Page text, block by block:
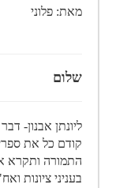
מאת: פלוני
שלום
ליונתן אבנון-
קודם כל את
התמורה ותקרא
בעניני ציונות